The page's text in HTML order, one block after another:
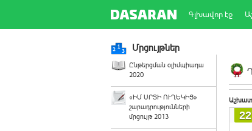
Գլխավոր էջ
Մրցույթներ
Ընթերցման օլիմպիադա
2020
«ԻՄ ՍՐՏԻ ՈՒՂԵԿԻՑ»
շարադրությունների
մրցույթ 2013